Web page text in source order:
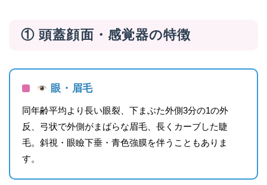
① 頭蓋顔面・感覚器の特徴
眼・眉毛
同年齢平均より長い眼裂、下まぶた外側3分の1の外
反、弓状で外側がまばらな眉毛、長くカーブした睫
毛。斜視・眼瞼下垂・青色強膜を伴うこともありま
す。